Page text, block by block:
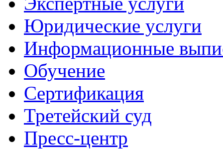
Юридические услуги
Информационные
Обучение
Сертификация
Третейский суд
Пресс-центр